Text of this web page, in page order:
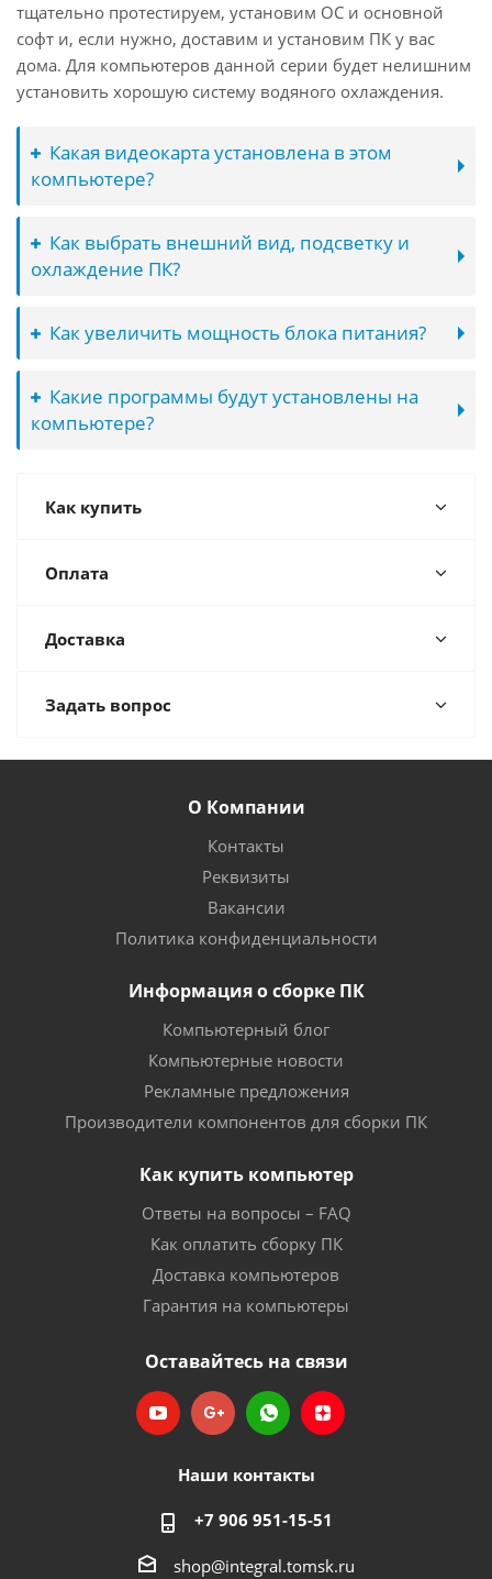
тщательно протестируем, установим ОС и основной
софт и, если нужно, доставим и установим ПК у вас
дома. Для компьютеров данной серии будет нелишним
установить хорошую систему водяного охлаждения.
Какая видеокарта установлена в этом
компьютере?
Как выбрать внешний вид, подсветку и
охлаждение ПК?
Как увеличить мощность блока питания?
Какие программы будут установлены на
компьютере?
Как купить
Оплата
Доставка
Задать вопрос
О Компании
Контакты
Реквизиты
Вакансии
Политика конфиденциальности
Информация о сборке ПК
Компьютерный блог
Компьютерные новости
Рекламные предложения
Производители компонентов для сборки ПК
Как купить компьютер
Ответы на вопросы – FAQ
Как оплатить сборку ПК
Доставка компьютеров
Гарантия на компьютеры
Оставайтесь на связи
Наши контакты
+7 906 951-15-51
shop@integral.tomsk.ru